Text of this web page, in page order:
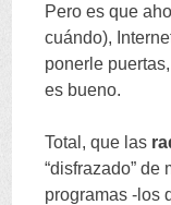
Pero es que
cuándo),
ponerle puertas
es bueno.
Total ,que las
“disfrazado”de
programas -los